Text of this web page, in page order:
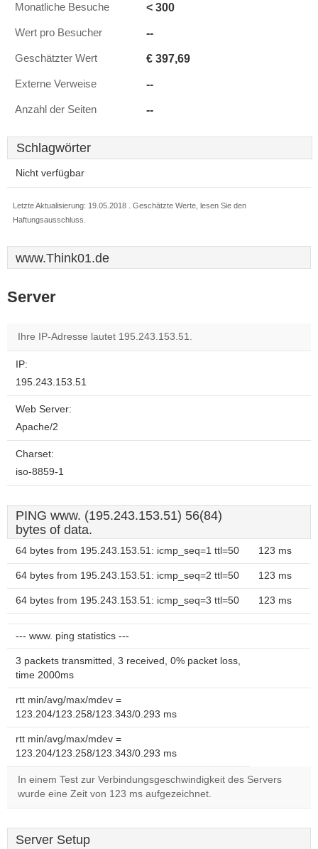
Monatliche Besuche < 300
Wert pro Besucher --
Geschätzter Wert € 397,69
Externe Verweise --
Anzahl der Seiten --
Schlagwörter
Nicht verfügbar
Letzte Aktualisierung: 19.05.2018 . Geschätzte Werte, lesen Sie den
Haftungsausschluss.
www.Think01.de
Server
Ihre IP-Adresse lautet 195.243.153.51.
IP:
195.243.153.51
Web Server:
Apache/2
Charset:
iso-8859-1
PING www. (195.243.153.51) 56(84)
bytes of data.
64 bytes from 195.243.153.51: icmp_seq=1 ttl=50 123 ms
64 bytes from 195.243.153.51: icmp_seq=2 ttl=50 123 ms
64 bytes from 195.243.153.51: icmp_seq=3 ttl=50 123 ms
--- www. ping statistics ---
3 packets transmitted, 3 received, 0% packet loss,
time 2000ms
rtt min/avg/max/mdev =
123.204/123.258/123.343/0.293 ms
rtt min/avg/max/mdev =
123.204/123.258/123.343/0.293 ms
In einem Test zur Verbindungsgeschwindigkeit des Servers
wurde eine Zeit von 123 ms aufgezeichnet.
Server Setup